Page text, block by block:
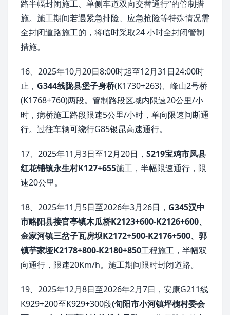
路半幅封闭施工、单侧车道双向交替通行”的管制措
施。施工期间若遇紧急排险、应急抢险等特殊情况需
全封闭道路施工的，将临时采取24 小时全封闭管制
措施。
16、2025年10月20日8:00时起至12月31日24:00时
止， G344线陇县堡子身桥(K1730+263)、峰山2号桥
(K1768+760)两段。管制路段区域内限速20公里/小
时，病桥施工路段限速5公里/小时，单向限速间断通
行。过往车辆可绕行G85银昆高速通行。
17、2025年11月3日至12月20日， S219宝鸡市凤县
红花铺镇永生村K127+655施工，半幅限速通行，限
速20公里。
18、2025年11月5日至2026年3月26日， G345汉中
市略阳县接官亭镇木瓜桥K2123+600-K2126+600、
金家河镇三岔子瓦房坝K2172+500-K2176+500、郭
镇芋家垭K2178+800-K2180+850工程施工，半幅双
向通行，限速20Km/h。施工期间限时封闭道路。
19、2025年12月8日至2026年2月7日，安康G211线
K929+200至K929+300段(旬阳市小河镇坪槐村委会